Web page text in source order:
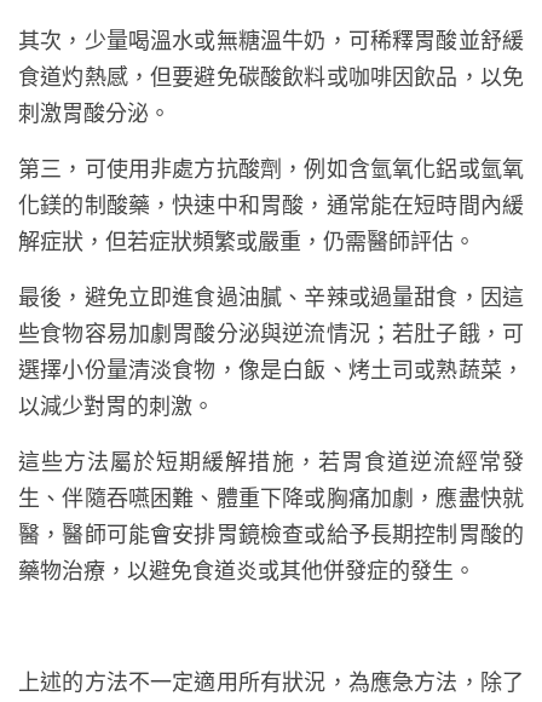
其次，少量喝溫水或無糖溫牛奶，可稀釋胃酸並舒緩
食道灼熱感，但要避免碳酸飲料或咖啡因飲品，以免
刺激胃酸分泌。
第三，可使用非處方抗酸劑，例如含氫氧化鋁或氫氧
化鎂的制酸藥，快速中和胃酸，通常能在短時間內緩
解症狀，但若症狀頻繁或嚴重，仍需醫師評估。
最後，避免立即進食過油膩、辛辣或過量甜食，因這
些食物容易加劇胃酸分泌與逆流情況；若肚子餓，可
選擇小份量清淡食物，像是白飯、烤土司或熟蔬菜，
以減少對胃的刺激。
這些方法屬於短期緩解措施，若胃食道逆流經常發
生、伴隨吞嚥困難、體重下降或胸痛加劇，應盡快就
醫，醫師可能會安排胃鏡檢查或給予長期控制胃酸的
藥物治療，以避免食道炎或其他併發症的發生。
上述的方法不一定適用所有狀況，為應急方法，除了